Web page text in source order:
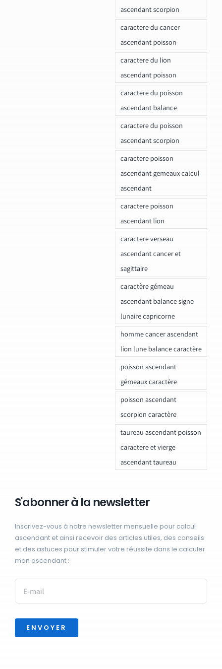
ascendant scorpion
caractere du cancer
ascendant poisson
caractere du lion
ascendant poisson
caractere du poisson
ascendant balance
caractere du poisson
ascendant scorpion
caractere poisson
ascendant gemeaux calcul
ascendant
caractere poisson
ascendant lion
caractere verseau
ascendant cancer et
sagittaire
caractère gémeau
ascendant balance signe
lunaire capricorne
homme cancer ascendant
lion lune balance caractère
poisson ascendant
gémeaux caractère
poisson ascendant
scorpion caractère
taureau ascendant poisson
caractere et vierge
ascendant taureau
S'abonner à la newsletter
Inscrivez-vous à notre newsletter mensuelle pour calcul
ascendant et ainsi recevoir des articles utiles, des conseils
et des astuces pour stimuler votre réussite dans le calculer
mon ascendant :
ENVOYER